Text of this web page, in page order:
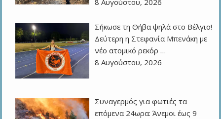
8 Αυγούστου, 2026
Σήκωσε τη Θήβα ψηλά στο Βέλγιο!
Δεύτερη η Στεφανία Μπενάκη με
νέο ατομικό ρεκόρ …
8 Αυγούστου, 2026
Συναγερμός για φωτιές τα
επόμενα 24ωρα: Άνεμοι έως 9